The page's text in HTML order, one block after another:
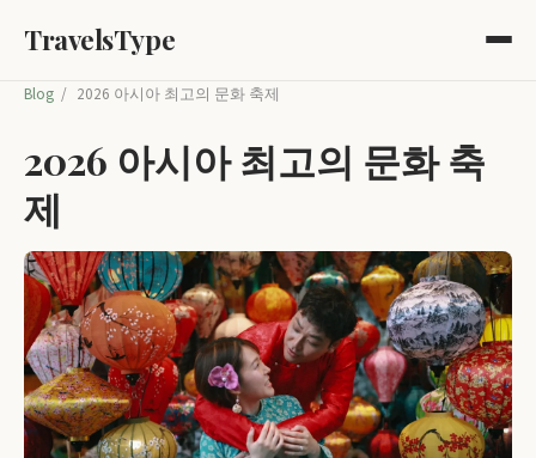
TravelsType
Blog / 2026 아시아 최고의 문화 축제
2026 아시아 최고의 문화 축
제